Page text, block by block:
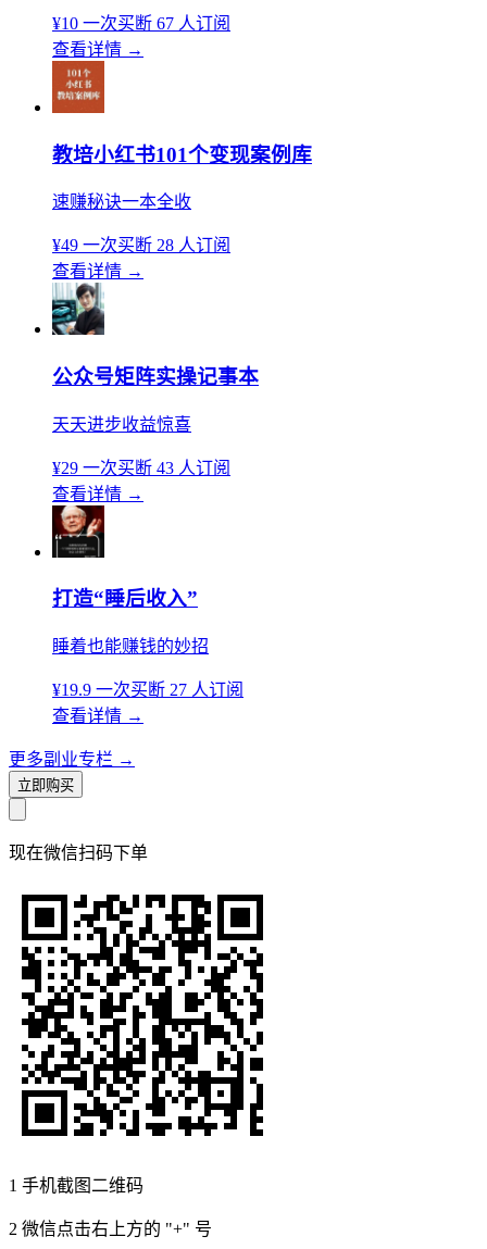
¥10 一次买断 67 人订阅
查看详情 →
教培小红书101个变现案例库
速赚秘诀一本全收
¥49 一次买断 28 人订阅
查看详情 →
公众号矩阵实操记事本
天天进步收益惊喜
¥29 一次买断 43 人订阅
查看详情 →
打造“睡后收入”
睡着也能赚钱的妙招
¥19.9 一次买断 27 人订阅
查看详情 →
更多副业专栏 →
立即购买
现在微信扫码下单
1 手机截图二维码
2 微信点击右上方的 "+" 号